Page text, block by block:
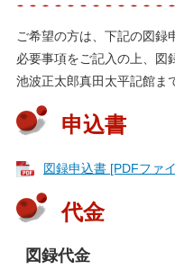
ご希望の方は、下記の図録
必要事項をご記入の上、図
池波正太郎真田太平記館ま
申込書
図録申込書 [PDFファ
代金
図録代金